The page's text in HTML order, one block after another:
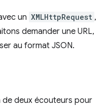
un XMLHttpRequest ,
demander une URL,
au format JSON.
de deux écouteurs pour